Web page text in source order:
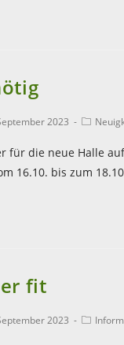
2023
für die neue Halle
16.10. bis zum
fit
2023